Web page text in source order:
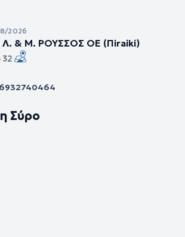
2026
& Μ. ΡΟΥΣΣΟΣ ΟΕ (Πiraiki)
32
Σύρο